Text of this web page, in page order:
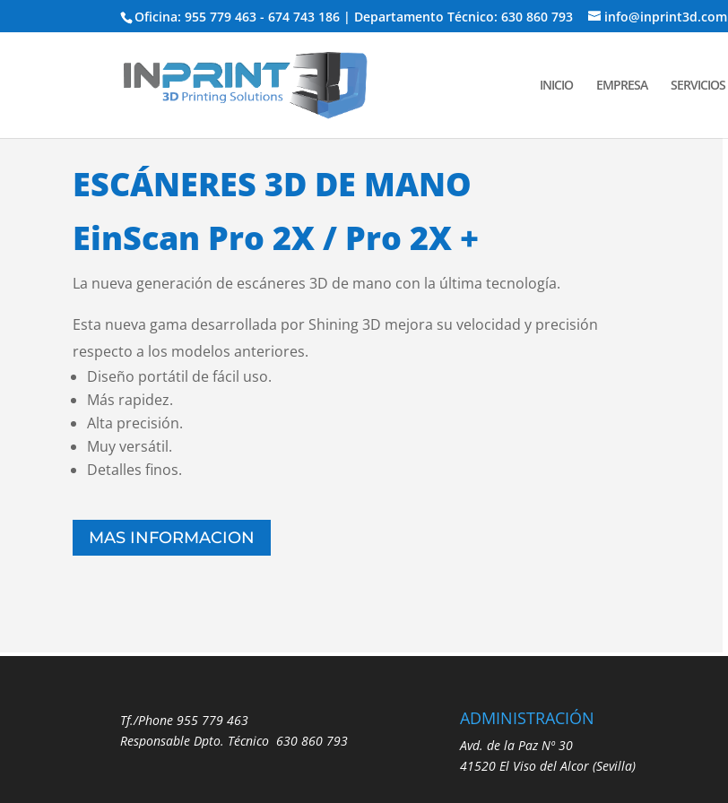
Oficina: 955 779 463 - 674 743 186 | Departamento Técnico: 630 860 793 info@inprint3d.com
INICIO EMPRESA SERVICIOS
ESCÁNERES 3D DE MANO
EinScan Pro 2X / Pro 2X +
La nueva generación de escáneres 3D de mano con la última tecnología.
Esta nueva gama desarrollada por Shining 3D mejora su velocidad y precisión
respecto a los modelos anteriores.
Diseño portátil de fácil uso.
Más rapidez.
Alta precisión.
Muy versátil.
Detalles finos.
MAS INFORMACION
Tf./Phone955 779 463
Responsable Dpto. Técnico 630 860 793
ADMINISTRACIÓN
Avd. de la Paz Nº 30
41520 El Viso del Alcor (Sevilla)